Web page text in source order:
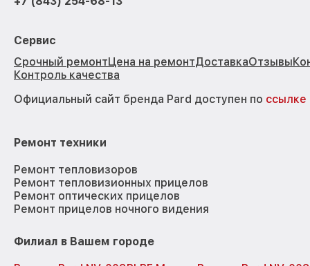
Сервис
Срочный ремонтЦена на ремонтДоставкаОтзывы
Контроль качества
Официальный сайт бренда Pard доступен по ссылке
Ремонт техники
Ремонт тепловизоров
Ремонт тепловизионных прицелов
Ремонт оптических прицелов
Ремонт прицелов ночного видения
Филиал в Вашем городе